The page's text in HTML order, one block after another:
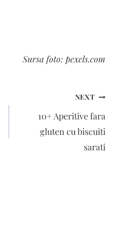
Sursa foto: pexels.com
NEXT
10+ Aperitive fara
gluten cu biscuiti
sarati